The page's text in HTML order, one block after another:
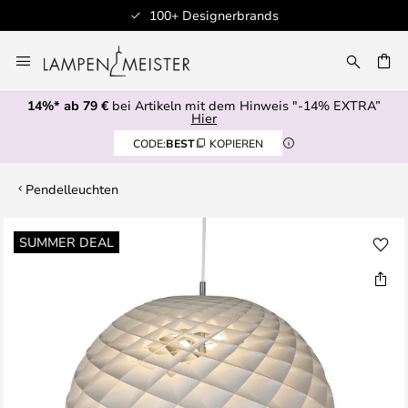
100+ Designerbrands
Inhalt
springen
14%* ab 79 € bei Artikeln mit dem Hinweis "-14% EXTRA”
Hier
CODE:BEST KOPIEREN
Pendelleuchten
SUMMER DEAL
Zum
Ende